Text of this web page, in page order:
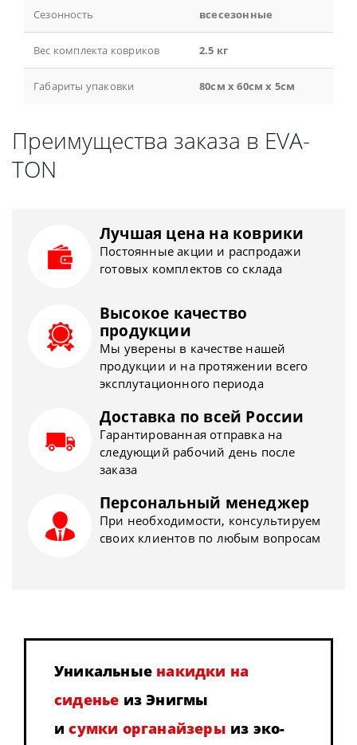
Сезонность всесезонные
Вес комплекта ковриков 2.5 кг
Габариты упаковки 80см x 60см x 5см
Преимущества заказа в EVA-
TON
Лучшая цена на коврики
Постоянные акции и распродажи
готовых комплектов со склада
Высокое качество
продукции
Мы уверены в качестве нашей
продукции и на протяжении всего
эксплутационного периода
Доставка по всей России
Гарантированная отправка на
следующий рабочий день после
заказа
Персональный менеджер
При необходимости, консультируем
своих клиентов по любым вопросам
Уникальные накидки на
сиденье из Энигмы
исумки органайзеры из эко-